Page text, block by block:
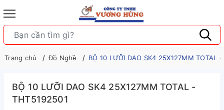
Trang chủ Đồ Nghề BỘ 10 LƯỠI DAO SK4 25X127MM TOTAL
BỘ 10 LƯỠI DAO SK4 25X127MM TOTAL -
THT5192501